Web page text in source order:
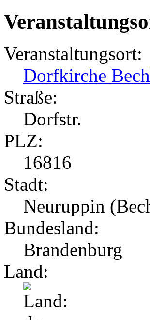
Veranstaltungsort:
Dorfkirche
Straße:
Dorfstr.
PLZ:
16816
Stadt:
Neuruppin
Bundesland:
Brandenburg
Land: